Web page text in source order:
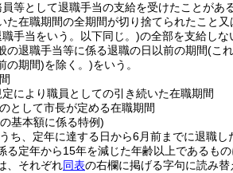
等として退職手当の支給を受けたことが
た在職期間の全期間が切り捨てられたこと又
手当をいう。以下同じ。)の全部を支給しな
の退職手当等に係る退職の日以前の期間(こ
の期間)を除く。)をいう。
により職員としての引き続いた在職期間
として市長が定める在職期間
基本額に係る特例)
ち、定年に達する日から6月前までに退職
る定年から15年を減じた年齢以上であるも
、それぞれ同表の右欄に掲げる字句に読み替